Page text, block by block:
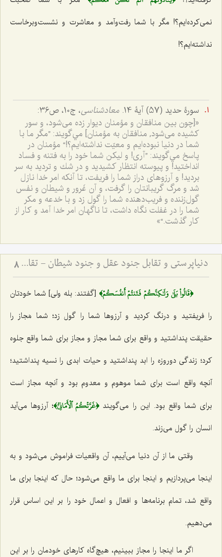
نمی‌کرده‌ایم؟! مگر با شما رفت‌وآمد و معاشرت و نشست‌وبرخاست
نداشته‌ایم؟!
سورۀ حدید (57) آیۀ 14. معادشناسی، ج10، ص36:
«[چون بين منافقان و مؤمنان ديوار زده مى‌شود، و سور
كشيده مى‌شود, منافقان به مؤمنان] مي‌گويند: ”مگر ما با
شما در دنيا نبوده‌ايم و معيّت نداشته‌ايم؟!“ مؤمنان در
پاسخ مي‌گويند: ”آرى! و ليكن شما خود را به فتنه و فساد
انداختيد! و پيوسته انتظار كشيديد و در شك و ترديد به ‌سر
برديد! و آرزوهاى دراز شما را فريفت، تا آنكه امر خدا نازل
شد و مرگ گريبانتان را گرفت، و آن غَرور و شيطان و نفس
گول‌زننده و فريب‌دهنده شما را گول زد و با خدعه و مكر
شما را در غفلت نگاه داشت، تا ناگهان امر خدا آمد و كار از
كار گذشت.“»
دنیاپرستی و تقابل جنود عقل و جنود شیطان - تقابل عالم دنیا و مجاز با عالم توحید و حقیقت 8
﴿قَالُواْ بَلَىٰ وَلَٰكِنَّكُمۡ فَتَنتُمۡ أَنفُسَكُمۡ﴾ [گفتند: بله ولی] شما خودتان
را فریفتید و درنگ کردید و آرزوها شما را گول زد؛ شما مَجاز را
حقیقت پنداشتید و واقع برای شما مجاز و مجاز برای شما واقع جلوه
کرد؛ زندگی دوروزه را ابد پنداشتید و حیات ابدی را نسیه پنداشتید؛
آنچه واقع است برای شما موهوم و معدوم بود و آنچه مجاز است
برای شما واقع بود. این را می‌گویند﴿غَرَّتۡكُمُ ٱلۡأَمَانِيُّ﴾؛ آرزوها می‌آید
انسان را گول می‌زند.
وقتی ما از آن دنیا می‌آییم، آن واقعیات فراموش می‌شود و به
اینجا می‌پردازیم و اینجا برای ما واقع می‌شود؛ حال که اینجا برای ما
واقع شد، تمام برنامه‌ها و افعال و اعمال خود را بر این اساس قرار
می‌دهیم.
اگر ما اینجا را مجاز ببینیم، هیچ‌گاه کارهای خودمان را بر این